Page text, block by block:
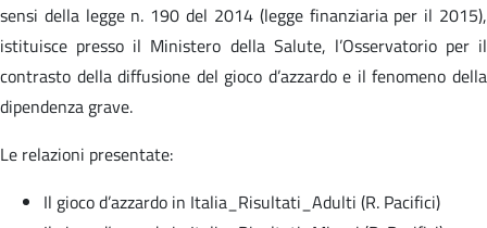
sensi della legge n. 190 del 2014 (legge finanziaria per il 2015),
istituisce presso il Ministero della Salute, l’Osservatorio per il
contrasto della diffusione del gioco d’azzardo e il fenomeno della
dipendenza grave.
Le relazioni presentate:
Il gioco d’azzardo in Italia_Risultati_Adulti (R. Pacifici)